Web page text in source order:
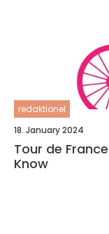
redaktionel
18. January 2024
Tour de
Know